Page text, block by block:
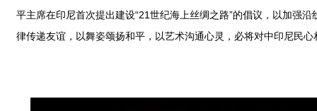
平主席在印尼首次提出建设“21世纪海上丝绸之路”的倡议，以加强
律传递友谊，以舞姿颂扬和平，以艺术沟通心灵，必将对中印尼民